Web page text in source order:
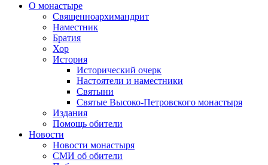
О монастыре
Священноархимандрит
Наместник
Братия
Хор
История
Исторический очерк
Настоятели и наместники
Святыни
Святые Высоко-Петровского монастыря
Издания
Помощь обители
Новости
Новости монастыря
СМИ об обители